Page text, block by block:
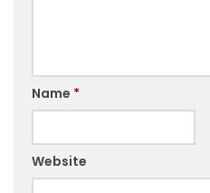
Name *
Website